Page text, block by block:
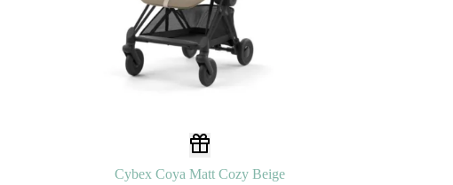
Cybex Coya Matt Cozy Beige